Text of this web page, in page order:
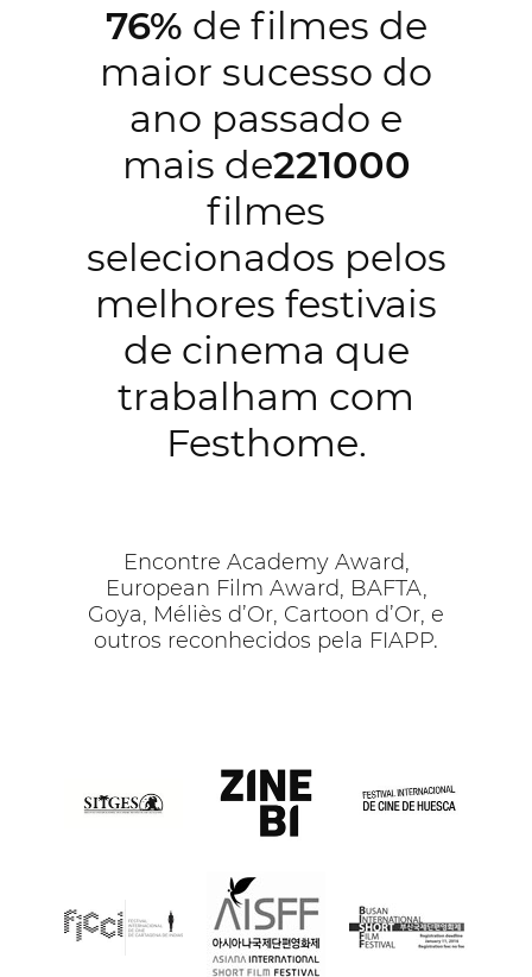
76% de filmes de
maior sucesso do
ano passado e
mais de221000
filmes
selecionados pelos
melhores festivais
de cinema que
trabalham com
Festhome.
Encontre Academy Award,
European Film Award, BAFTA,
Goya, Méliès d’Or, Cartoon d’Or, e
outros reconhecidos pela FIAPP.